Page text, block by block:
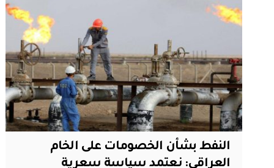
النفط بشأن الخصومات على الخام
العراقي: نعتمد سياسة سعرية